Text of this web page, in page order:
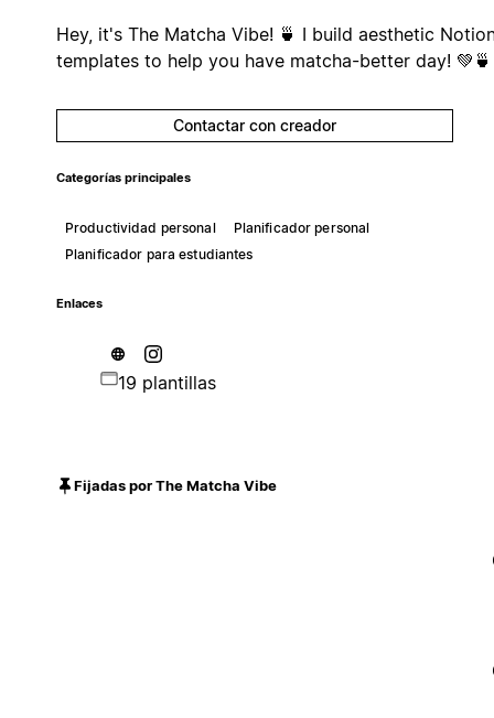
Hey, it's The Matcha Vibe! 🍵 I build aesthetic
templates to help you have matcha-better day! 💚🍵
Contactar con creador
Categorías principales
Productividad personal
Planificador personal
Planificador para estudiantes
Enlaces
19 plantillas
Fijadas por The Matcha Vibe